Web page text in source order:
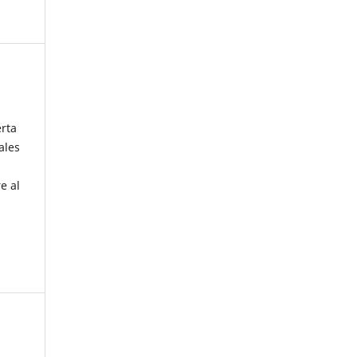
al